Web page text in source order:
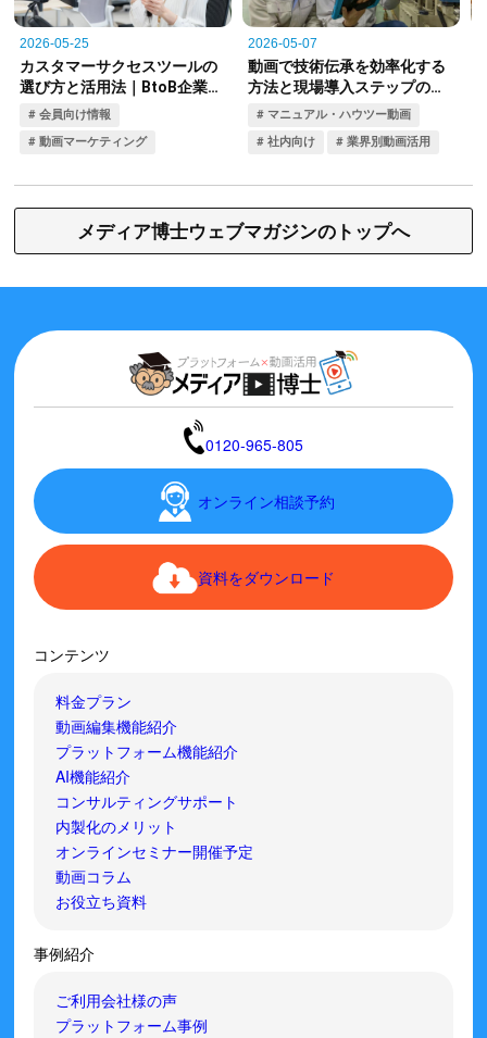
メディア博士ウェブマガジンのトップへ
0120-965-805
オンライン相談予約
資料をダウンロード
コンテンツ
料金プラン
動画編集機能紹介
プラットフォーム機能紹介
AI機能紹介
コンサルティングサポート
内製化のメリット
オンラインセミナー開催予定
動画コラム
お役立ち資料
事例紹介
ご利用会社様の声
プラットフォーム事例